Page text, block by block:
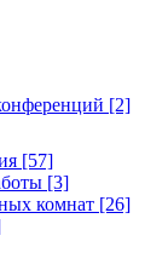
[2]
[57]
[3]
комнат [26]